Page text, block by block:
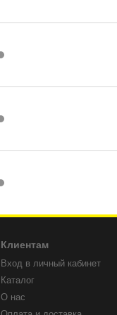
Клиентам
Вход в личный кабинет
Каталог
О нас